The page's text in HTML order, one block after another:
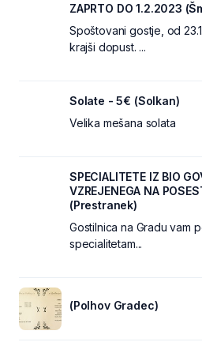
ZAPRTO DO 1.2.2023
Spoštovani gostje, od
krajši dopust. ...
Solate - 5€ (Solkan)
Velika mešana solata
SPECIALITETE IZ BIO
VZREJENEGA NA
(Prestranek)
Gostilnica na Gradu vam
specialitetam...
(Polhov Gradec)